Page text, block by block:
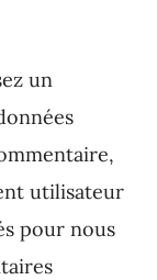
un
utilisateur
pour nous